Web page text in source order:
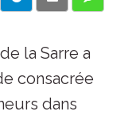
la Sarre a
consacrée
dans